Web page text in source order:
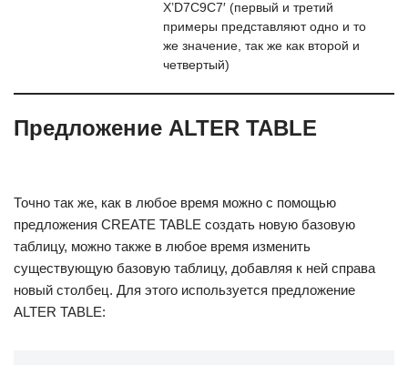
X’D7C9C7′ (первый и третий
примеры представляют одно и то
же значение, так же как второй и
четвертый)
Предложение ALTER TABLE
Точно так же, как в любое время можно с помощью
предложения CREATE TABLE создать новую базовую
таблицу, можно также в любое время изменить
существующую базовую таблицу, добавляя к ней справа
новый столбец. Для этого используется предложение
ALTER TABLE: